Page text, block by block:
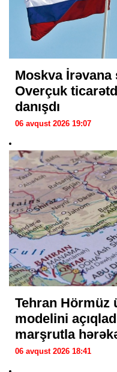
Moskva
Overçuk
danışdı
06 avqust 2026 19:07
Tehran Hörmüz
modelini
marşrutla
06 avqust 2026 18:41